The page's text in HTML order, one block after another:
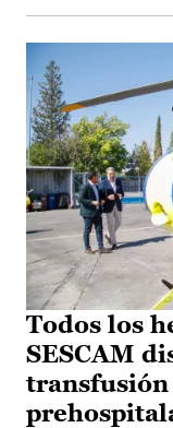
Todos los
SESCAM
transfusión